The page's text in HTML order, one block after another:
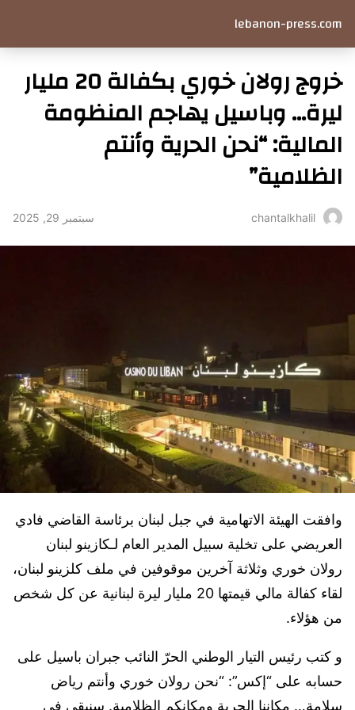
lebanon-press.com
خروج رولان خوري بكفالة 20 مليار
ليرة… وباسيل يهاجم المنظومة
المالية: “نحن الحرية وأنتم
الظلامية”
chantalkhalil سبتمبر 29, 2025
وافقت الهيئة الاتهامية في جبل لبنان برئاسة القاضي فادي
العريضي على تخلية سبيل المدير العام لـكازينو لبنان
رولان خوري وثلاثة آخرين موقوفين في ملف كلزينو لبنان،
لقاء كفالة مالي قيمتها 20 مليار ليرة لبنانية عن كل شخص
من هؤلاء.
و كتب رئيس التيار الوطني الحرّ النائب جبران باسيل على
حسابه على “إكس”: “نحن رولان خوري وأنتم رياض
سلامة… مكاننا الحرية ومكانكم الظلامية. سنبقى في